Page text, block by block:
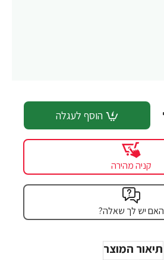
הוסף לעגלה
קניה מהירה
האם יש לך שאלה?
תיאור המוצר